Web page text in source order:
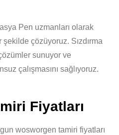
Pen uzmanları olarak
çözüyoruz. Sızdırma
sunuyor ve
çalışmasını sağlıyoruz.
Fiyatları
wosworgen tamiri fiyatları